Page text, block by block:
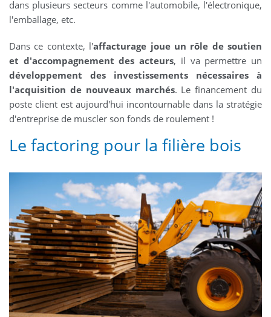
dans plusieurs secteurs comme l'automobile, l'électronique,
l'emballage, etc.
Dans ce contexte, l'affacturage joue un rôle de soutien
et d'accompagnement des acteurs, il va permettre un
développement des investissements nécessaires à
l'acquisition de nouveaux marchés. Le financement du
poste client est aujourd'hui incontournable dans la stratégie
d'entreprise de muscler son fonds de roulement !
Le factoring pour la filière bois